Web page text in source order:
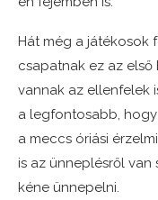
Hát még a játékosok
csapatnak ez az
vannak az ellenfelek
a legfontosabb,
a meccs óriási
is az ünneplésről
kéne ünnepelni.